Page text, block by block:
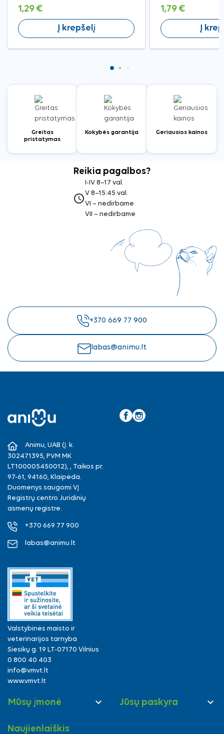
1,29 €
Į krepšelį
1,79 €
Į
Greitas
pristatymas
Kokybės garantija Geriausios kainos
Reikia pagalbos?
access_time
I-IV 8–17 val.
V 8–15:45 val.
VI – nedirbame
VII – nedirbame
+370 669 77 900
labas@animu.lt
Animu, UAB (Į. k.
302471395, PVM MK
LT100005450012), , Taikos pr.
97-61, 94160, Klaipėda.
Duomenys saugomi VĮ
Registrų centro Juridinių
asmenų registre.
+370 669 77 900
labas@animu.lt
Valstybinės maisto ir
veterinarijos tarnyba
Siesikų g. 19 LT-07170 Vilnius
0 800 40 403
info@vmvt.lt
www.vmvt.lt
Mūsų įmonė  Jūsų paskyra 
Naujienlaiškis